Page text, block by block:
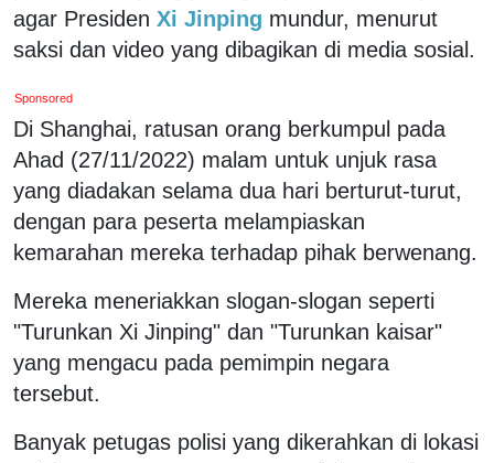
agar Presiden Xi Jinping mundur, menurut
saksi dan video yang dibagikan di media sosial.
Sponsored
Di Shanghai, ratusan orang berkumpul pada
Ahad (27/11/2022) malam untuk unjuk rasa
yang diadakan selama dua hari berturut-turut,
dengan para peserta melampiaskan
kemarahan mereka terhadap pihak berwenang.
Mereka meneriakkan slogan-slogan seperti
"Turunkan Xi Jinping" dan "Turunkan kaisar"
yang mengacu pada pemimpin negara
tersebut.
Banyak petugas polisi yang dikerahkan di lokasi